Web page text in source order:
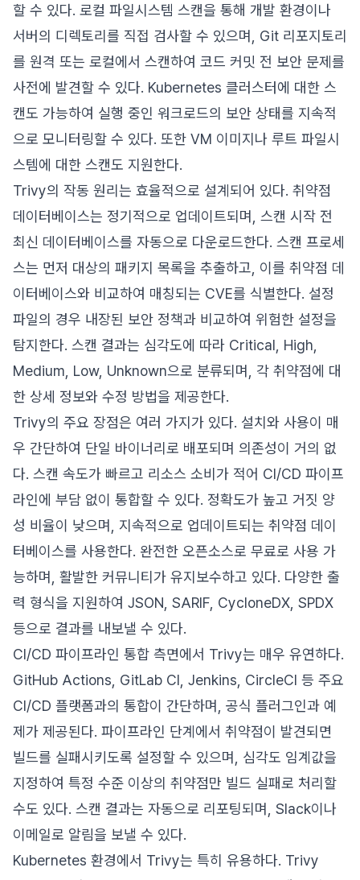
할 수 있다. 로컬 파일시스템 스캔을 통해 개발 환경이나
서버의 디렉토리를 직접 검사할 수 있으며, Git 리포지토리
를 원격 또는 로컬에서 스캔하여 코드 커밋 전 보안 문제를
사전에 발견할 수 있다. Kubernetes 클러스터에 대한 스
캔도 가능하여 실행 중인 워크로드의 보안 상태를 지속적
으로 모니터링할 수 있다. 또한 VM 이미지나 루트 파일시
스템에 대한 스캔도 지원한다.
Trivy의 작동 원리는 효율적으로 설계되어 있다. 취약점
데이터베이스는 정기적으로 업데이트되며, 스캔 시작 전
최신 데이터베이스를 자동으로 다운로드한다. 스캔 프로세
스는 먼저 대상의 패키지 목록을 추출하고, 이를 취약점 데
이터베이스와 비교하여 매칭되는 CVE를 식별한다. 설정
파일의 경우 내장된 보안 정책과 비교하여 위험한 설정을
탐지한다. 스캔 결과는 심각도에 따라 Critical, High,
Medium, Low, Unknown으로 분류되며, 각 취약점에 대
한 상세 정보와 수정 방법을 제공한다.
Trivy의 주요 장점은 여러 가지가 있다. 설치와 사용이 매
우 간단하여 단일 바이너리로 배포되며 의존성이 거의 없
다. 스캔 속도가 빠르고 리소스 소비가 적어 CI/CD 파이프
라인에 부담 없이 통합할 수 있다. 정확도가 높고 거짓 양
성 비율이 낮으며, 지속적으로 업데이트되는 취약점 데이
터베이스를 사용한다. 완전한 오픈소스로 무료로 사용 가
능하며, 활발한 커뮤니티가 유지보수하고 있다. 다양한 출
력 형식을 지원하여 JSON, SARIF, CycloneDX, SPDX
등으로 결과를 내보낼 수 있다.
CI/CD 파이프라인 통합 측면에서 Trivy는 매우 유연하다.
GitHub Actions, GitLab CI, Jenkins, CircleCI 등 주요
CI/CD 플랫폼과의 통합이 간단하며, 공식 플러그인과 예
제가 제공된다. 파이프라인 단계에서 취약점이 발견되면
빌드를 실패시키도록 설정할 수 있으며, 심각도 임계값을
지정하여 특정 수준 이상의 취약점만 빌드 실패로 처리할
수도 있다. 스캔 결과는 자동으로 리포팅되며, Slack이나
이메일로 알림을 보낼 수 있다.
Kubernetes 환경에서 Trivy는 특히 유용하다. Trivy